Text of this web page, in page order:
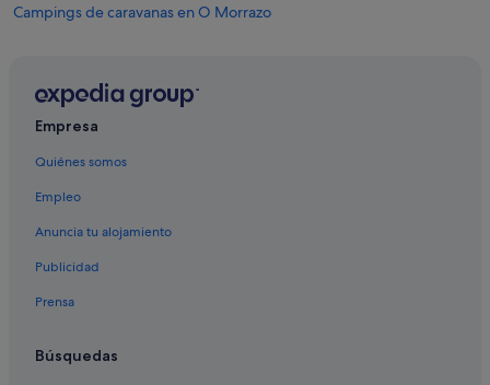
Campings de caravanas en O Morrazo
Hoteles con gimnasio en O Morrazo
Castillos en Moaña
Casas rurales en Meira
Campings de caravanas en Moaña
Chalets en Moaña
Empresa
Quiénes somos
Empleo
Anuncia tu alojamiento
Publicidad
Prensa
Búsquedas